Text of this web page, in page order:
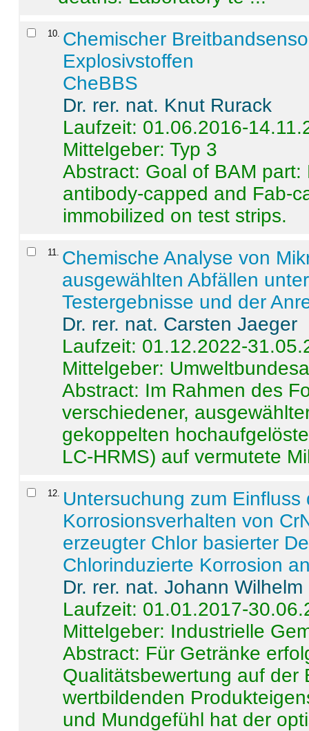
10 Chemischer
Explosivstoffen
CheBBS
Dr. rer. nat. Knut Rurack
Laufzeit: 01.06.2016-
Mittelgeber: Typ 3
Abstract: Goal of BAM
antibody-capped and Fab-
immobilized on test strips.
11
Chemische Analyse von
ausgewählten Abfällen
Testergebnisse und der
Dr. rer. nat. Carsten Jaeger
Laufzeit: 01.12.2022-
Mittelgeber:
Abstract: Im Rahmen des
verschiedener,
gekoppelten
LC-HRMS) auf vermutete
12
Untersuchung zum
Korrosionsverhalten von
erzeugter Chlor basierter
Chlorinduzierte Korrosion
Dr. rer. nat. Johann
Laufzeit: 01.01.2017-
Mittelgeber: Industrielle
Abstract: Für Getränke
Qualitätsbewertung auf der
wertbildenden
und Mundgefühl hat der